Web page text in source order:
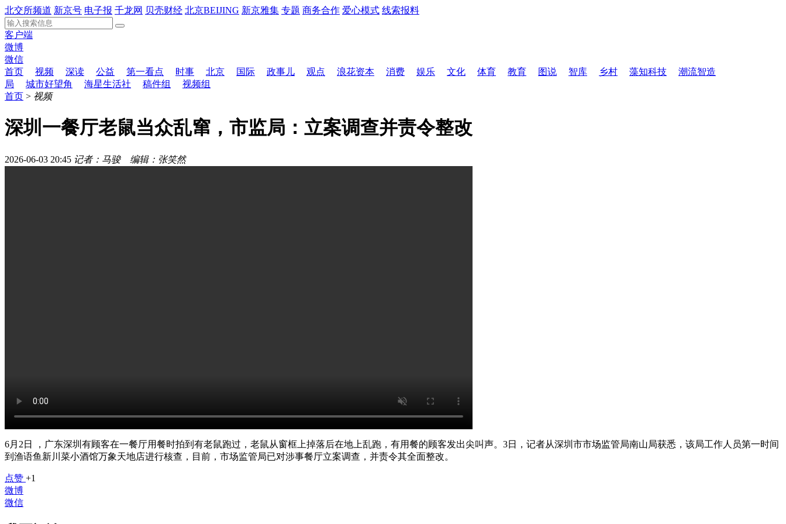
北交所频道 新京号 电子报 千龙网 贝壳财经 北京BEIJING 新京雅集 专题 商务合作 爱心模式 线索报料
客户端
微博
微信
首页
视频 深读 公益 第一看点 时事 北京 国际 政事儿 观点 浪花资本 消费 娱乐 文化 体育 教育 图说 智库 乡村 藻知科技
潮流智造
局
城市好望角 海星生活社 稿件组
视频组
首页 > 视频
深圳一餐厅老鼠当众乱窜，市监局：立案调查并责令整改
2026-06-03 20:45 记者：马骏 编辑：张笑然
6月2日 ，广东深圳有顾客在一餐厅用餐时拍到有老鼠跑过，老鼠从窗框上掉落后在地上乱跑，有用餐的顾客发出尖叫声。3日，记者从深圳市市场监管局南山局获悉，该局工作人员第一时间
到渔语鱼新川菜小酒馆万象天地店进行核查，目前，市场监管局已对涉事餐厅立案调查，并责令其全面整改。
点赞 +1
微博
微信